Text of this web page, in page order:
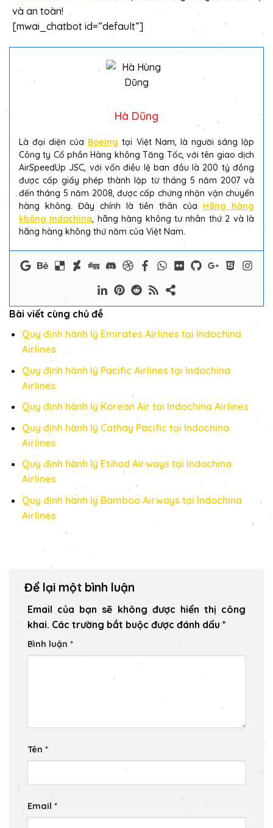
và an toàn!
[mwai_chatbot id=”default”]
Hà Dũng
Là đại diện của Boeing tại Việt Nam, là người sáng lập
Công ty Cổ phần Hàng không Tăng Tốc, với tên giao dịch
AirSpeedUp JSC, với vốn điều lệ ban đầu là 200 tỷ đồng
được cấp giấy phép thành lập từ tháng 5 năm 2007 và
đến tháng 5 năm 2008, được cấp chứng nhận vận chuyển
hàng không. Đây chính là tiền thân của Hãng hàng
không Indochina, hãng hàng không tư nhân thứ 2 và là
hãng hàng không thứ năm của Việt Nam.
Bài viết cùng chủ đề
Quy định hành lý Emirates Airlines tại Indochina
Airlines
Quy định hành lý Pacific Airlines tại Indochina
Airlines
Quy định hành lý Korean Air tại Indochina Airlines
Quy định hành lý Cathay Pacific tại Indochina
Airlines
Quy định hành lý Etihad Airways tại Indochina
Airlines
Quy định hành lý Bamboo Airways tại Indochina
Airlines
Để lại một bình luận
Email của bạn sẽ không được hiển thị công
khai. Các trường bắt buộc được đánh dấu *
Bình luận *
Tên *
Email *